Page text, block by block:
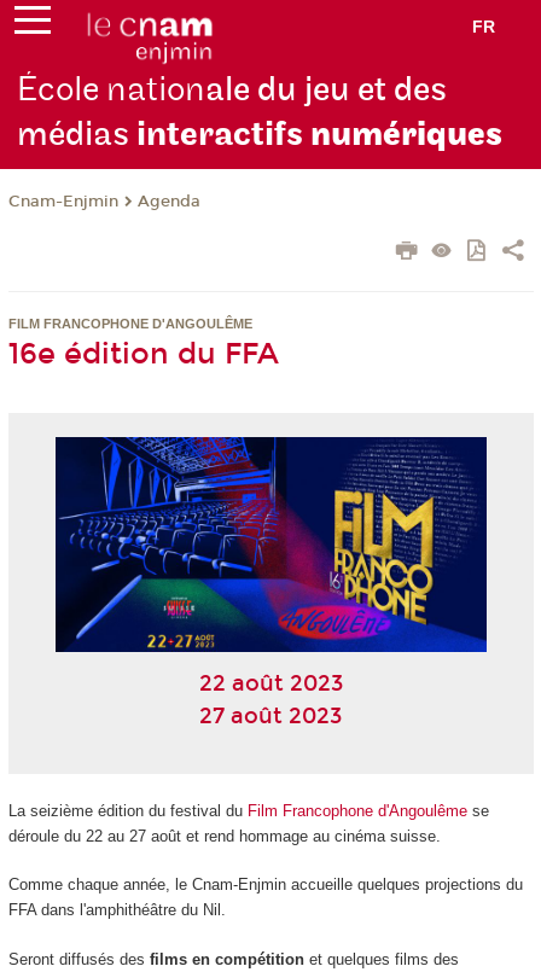
FR
École nationale du jeu et des
médias interactifs numériques
Cnam-Enjmin Agenda
FILM FRANCOPHONE D'ANGOULÊME
16e édition du FFA
22 août 2023
27 août 2023
La seizième édition du festival du Film Francophone d'Angoulêmese
déroule du 22 au 27 août et rend hommage au cinéma suisse.
Comme chaque année, le Cnam-Enjmin accueille quelques projections du
FFA dans l'amphithéâtre du Nil.
Seront diffusés des films en compétitionet quelques films des